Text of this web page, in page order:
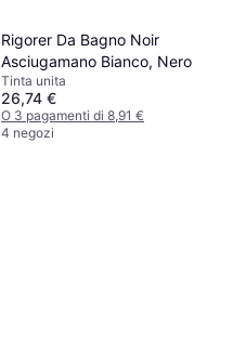
Rigorer Da Bagno Noir
Asciugamano Bianco, Nero
Tinta unita
26,74 €
O 3 pagamenti di 8,91 €
4 negozi